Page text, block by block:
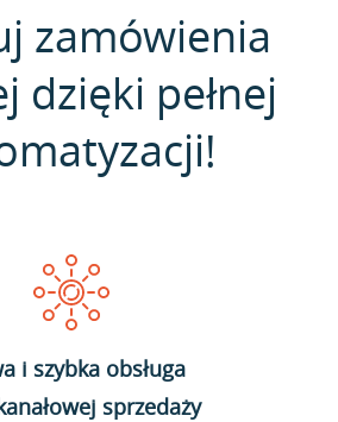
zamówienia
dzięki pełnej
i szybka obsługa
sprzedaży